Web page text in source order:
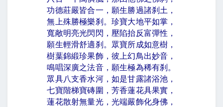
功德莊嚴皆合一，願生勝過諸刹土，
無上殊勝極樂刹。珍寶大地平如掌，
寬敞明亮光閃閃，壓陷抬反富彈性，
願生輕滑舒適刹。眾寶所成如意樹，
樹葉錦緞珍果飾，彼上幻鳥出妙音，
鳴唱深廣之法音，願生極為稀有刹。
眾具八支香水河，如是甘露諸浴池，
七寶階梯寶磚圍，芳香蓮花具果實，
蓮花散射無量光，光端嚴飾化身佛，